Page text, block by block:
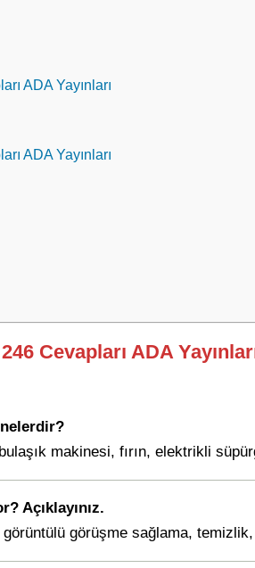
ADA Yayınları
ADA Yayınları
Cevapları ADA
makinesi, fırın, elektrikli
Açıklayınız.
görüşme sağlama,